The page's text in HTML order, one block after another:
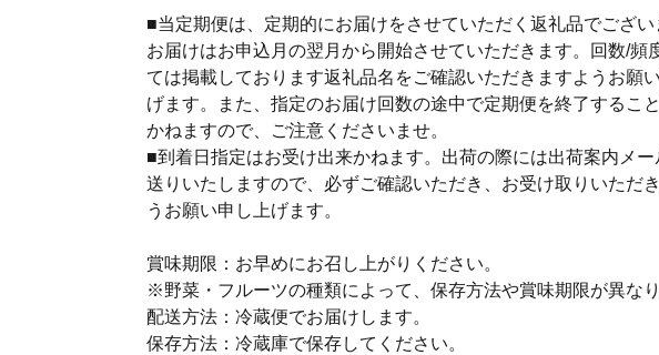
■当定期便は、定期的にお届けをさせていただく返礼品でござい
お届けはお申込月の翌月から開始させていただきます。回数/頻
ては掲載しております返礼品名をご確認いただきますようお願
げます。また、指定のお届け回数の途中で定期便を終了するこ
かねますので、ご注意くださいませ。
■到着日指定はお受け出来かねます。出荷の際には出荷案内メー
送りいたしますので、必ずご確認いただき、お受け取りいただ
うお願い申し上げます。
賞味期限：お早めにお召し上がりください。
※野菜・フルーツの種類によって、保存方法や賞味期限が異なり
配送方法：冷蔵便でお届けします。
保存方法：冷蔵庫で保存してください。